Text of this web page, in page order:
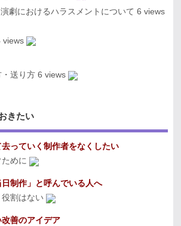
劇におけるハラスメントについて 6 views
views
送り方 6 views
きたい
っていく制作者をなくしたい
めに
日制作」と呼んでいる人へ
役割はない
善のアイデア